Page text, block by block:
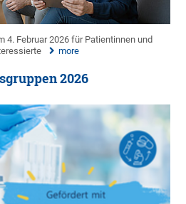
4. Februar 2026 für Patientinnen und
more
2026